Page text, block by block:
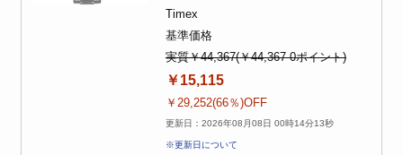
Timex
基準価格
実質￥44,367(￥44,367-0ポイント)
￥15,115
￥29,252(66％)OFF
更新日：2026年08月08日 00時14分13秒
※更新日について